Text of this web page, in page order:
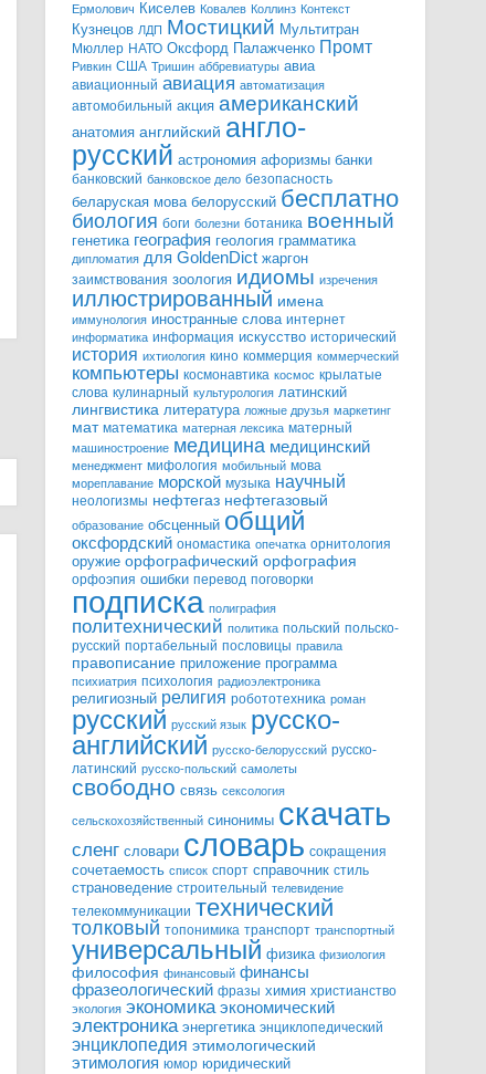
Ермолович Киселев Ковалев Коллинз Контекст
Кузнецов ЛДП Мостицкий Мультитран
Мюллер НАТО Оксфорд Палажченко Промт
Ривкин США Тришин аббревиатуры авиа
авиационный авиация автоматизация
автомобильный акция американский
анатомия английский англо-
русский астрономия афоризмы банки
банковский банковское дело безопасность
беларуская мова белорусский бесплатно
биология боги болезни ботаника военный
генетика география геология грамматика
дипломатия для GoldenDict жаргон
заимствования зоология идиомы изречения
иллюстрированный имена
иммунология иностранные слова интернет
информатика информация искусство исторический
история ихтиология кино коммерция коммерческий
компьютеры космонавтика космос крылатые
слова кулинарный культурология латинский
лингвистика литература ложные друзья маркетинг
мат математика матерная лексика матерный
машиностроение медицина медицинский
менеджмент мифология мобильный мова
мореплавание морской музыка научный
неологизмы нефтегаз нефтегазовый
образование обсценный общий
оксфордский ономастика опечатка орнитология
оружие орфографический орфография
орфоэпия ошибки перевод поговорки
подписка полиграфия
политехнический политика польский польско-
русский портабельный пословицы правила
правописание приложение программа
психиатрия психология радиоэлектроника
религиозный религия робототехника роман
русский русский язык русско-
английский русско-белорусский русско-
латинский русско-польский самолеты
свободно связь сексология
сельскохозяйственный синонимы скачать
сленг словари словарь сокращения
сочетаемость список спорт справочник стиль
страноведение строительный телевидение
телекоммуникации технический
толковый топонимика транспорт транспортный
универсальный физика физиология
философия финансовый финансы
фразеологический фразы химия христианство
экология экономика экономический
электроника энергетика энциклопедический
энциклопедия этимологический
этимология юмор юридический